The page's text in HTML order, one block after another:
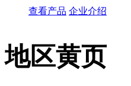
查看产品 企业介绍
地区黄页